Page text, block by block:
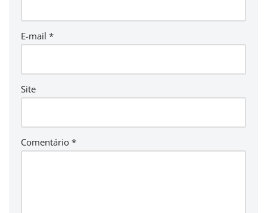
E-mail *
Site
Comentário *